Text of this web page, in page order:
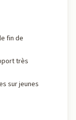
fin de
très
sur jeunes